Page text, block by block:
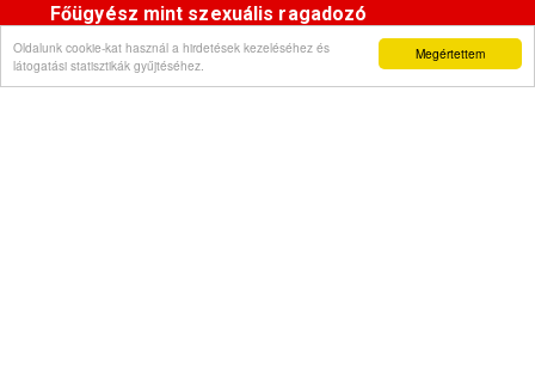
Megértettem
Oldalunk cookie-kat használ a hirdetések kezeléséhez és
látogatási statisztikák gyűjtéséhez.
Főügyész mint szexuális ragadozó
Pimasz önkényúr